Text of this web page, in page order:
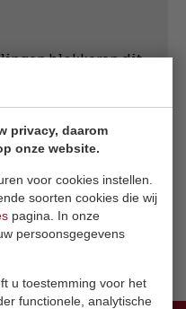
privacy, daarom
onze website.
voor cookies instellen.
soorten cookies die wij
pagina. In onze
persoonsgegevens
u toestemming voor het
functionele, analytische
blokkeren dit
aan om
wijzigen